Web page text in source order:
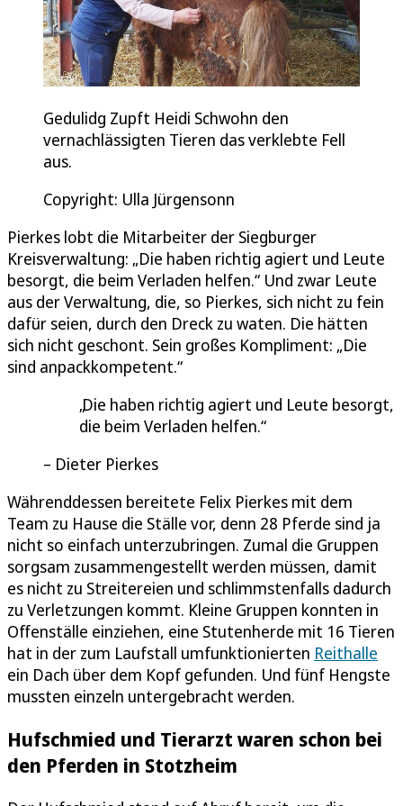
Gedulidg Zupft Heidi Schwohn den
vernachlässigten Tieren das verklebte Fell
aus.
Copyright: Ulla Jürgensonn
Pierkes lobt die Mitarbeiter der Siegburger
Kreisverwaltung: „Die haben richtig agiert und Leute
besorgt, die beim Verladen helfen.“ Und zwar Leute
aus der Verwaltung, die, so Pierkes, sich nicht zu fein
dafür seien, durch den Dreck zu waten. Die hätten
sich nicht geschont. Sein großes Kompliment: „Die
sind anpackkompetent.“
Die haben richtig agiert und Leute besorgt,
die beim Verladen helfen.
Dieter Pierkes
Währenddessen bereitete Felix Pierkes mit dem
Team zu Hause die Ställe vor, denn 28 Pferde sind ja
nicht so einfach unterzubringen. Zumal die Gruppen
sorgsam zusammengestellt werden müssen, damit
es nicht zu Streitereien und schlimmstenfalls dadurch
zu Verletzungen kommt. Kleine Gruppen konnten in
Offenställe einziehen, eine Stutenherde mit 16 Tieren
hat in der zum Laufstall umfunktionierten Reithalle
ein Dach über dem Kopf gefunden. Und fünf Hengste
mussten einzeln untergebracht werden.
Hufschmied und Tierarzt waren schon bei
den Pferden in Stotzheim